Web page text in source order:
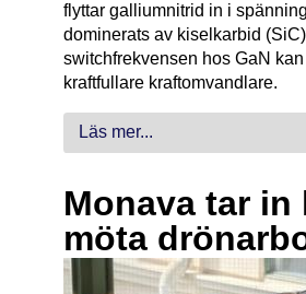
flyttar galliumnitrid in i
dominerats av kiselkarbid
switchfrekvensen hos GaN
kraftfullare kraftomvandlare.
Läs mer...
Monava tar
möta